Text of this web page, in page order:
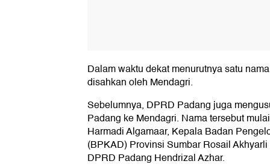
Dalam waktu dekat menurutnya satu
disahkan oleh Mendagri.
Sebelumnya, DPRD Padang juga
Padang ke Mendagri. Nama tersebut
Harmadi Algamaar, Kepala Badan
(BPKAD) Provinsi Sumbar Rosail
DPRD Padang Hendrizal Azhar.